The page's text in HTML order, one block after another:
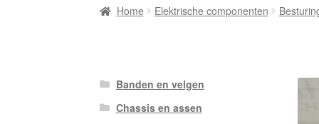
Mijn accountOver onsPrivacybeleid
Home Elektrische componenten
Banden en velgen
Chassis en assen